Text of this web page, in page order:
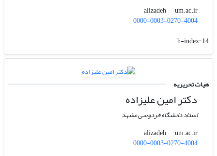
alizadeh
um.ac.ir
0000-0003-0270-4004
h-index:14
هیات تحریریه
دکتر امین علیزاده
استاد دانشگاه فردوسی مشهد
alizadeh
um.ac.ir
0000-0003-0270-4004